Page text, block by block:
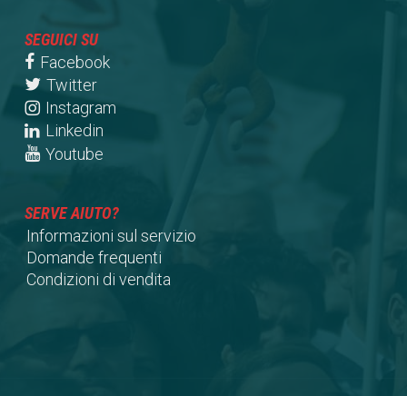
SEGUICI SU
Facebook
Twitter
Instagram
Linkedin
Youtube
SERVE AIUTO?
Informazioni sul servizio
Domande frequenti
Condizioni di vendita